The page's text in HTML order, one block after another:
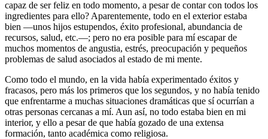
capaz de ser feliz en todo momento, a pesar de contar con todos los
ingredientes para ello? Aparentemente, todo en el exterior estaba
bien —unos hijos estupendos, éxito profesional, abundancia de
recursos, salud, etc.—; pero no era posible para mí escapar de
muchos momentos de angustia, estrés, preocupación y pequeños
problemas de salud asociados al estado de mi mente.
Como todo el mundo, en la vida había experimentado éxitos y
fracasos, pero más los primeros que los segundos, y no había tenido
que enfrentarme a muchas situaciones dramáticas que sí ocurrían a
otras personas cercanas a mí. Aun así, no todo estaba bien en mi
interior, y ello a pesar de que había gozado de una extensa
formación, tanto académica como religiosa.